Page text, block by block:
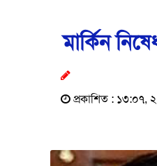
মার্কিন
প্রকাশিত : ১৩:০৭,